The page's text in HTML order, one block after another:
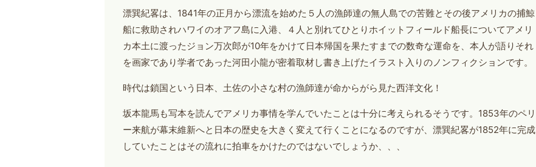
漂巽紀畧は、1841年の正月から漂流を始めた５人の漁師達の無人島での苦難とその後アメリカの捕鯨
船に救助されハワイのオアフ島に入港、４人と別れてひとりホイットフィールド船長についてアメリ
カ本土に渡ったジョン万次郎が10年をかけて日本帰国を果たすまでの数奇な運命を、本人が語りそれ
を画家であり学者であった河田小龍が密着取材し書き上げたイラスト入りのノンフィクションです。
時代は鎖国という日本、土佐の小さな村の漁師達が命からがら見た西洋文化！
坂本龍馬も写本を読んでアメリカ事情を学んでいたことは十分に考えられるそうです。1853年のペリ
ー来航が幕末維新へと日本の歴史を大きく変えて行くことになるのですが、漂巽紀畧が1852年に完成
していたことはその流れに拍車をかけたのではないでしょうか、、、